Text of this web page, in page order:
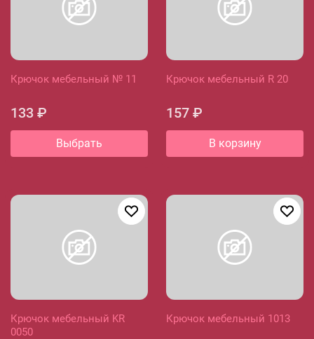
Крючок мебельный № 11
133 ₽
Выбрать
Крючок мебельный R 20
157 ₽
В корзину
Крючок мебельный KR
0050
Крючок мебельный 1013